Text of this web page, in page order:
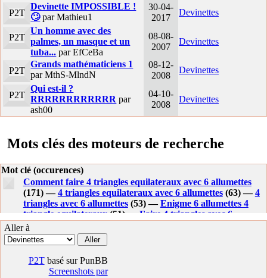
P2T
Devinette IMPOSSIBLE !
🙄par Mathieu1
30-04-
2017
Devinettes
P2T
Un homme avec des
palmes, un masque et un
tuba... par EfCeBa
08-08-
2007
Devinettes
P2T
Grands mathématiciens 1
par MthS-MlndN
08-12-
2008
Devinettes
P2T
Qui est-il ?
RRRRRRRRRRRR par
ash00
04-10-
2008
Devinettes
Mots clés des moteurs de recherche
Mot clé (occurences)
Comment faire 4 triangles equilateraux avec 6 allumettes
(171) —4 triangles equilateraux avec 6 allumettes(63) —4
triangles avec 6 allumettes(53) —Enigme 6 allumettes 4
triangle equilateraux(51) — Faire 4 triangles avec 6
allumettes
avec 6 allumettes(48) —
6 allumettes(42) —Comment faire 4 triangles avec 6
allumettes (38) —Comment faire quatre triangles
equilateraux avec six allumettes
Aller à
P2Tbasé sur PunBB
Screenshots par